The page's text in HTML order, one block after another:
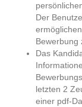
Der
Bewerbung
Das
letzten 2
einer pdf-